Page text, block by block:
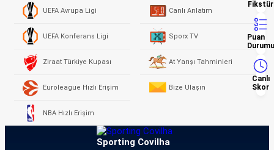
UEFA Avrupa Ligi Canlı Anlatım
UEFA Konferans Ligi Sporx TV
Ziraat Türkiye Kupası At Yarışı Tahminleri
Euroleague Hızlı Erişim Bize Ulaşın
NBA Hızlı Erişim
Fikstür
Puan
Durumu
Canlı
Skor
Sporting Covilha